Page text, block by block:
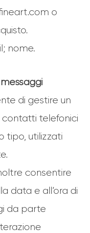
o
nome.
di gestire un
telefonici
tipo, utilizzati
consentire
data e all’ora di
da parte